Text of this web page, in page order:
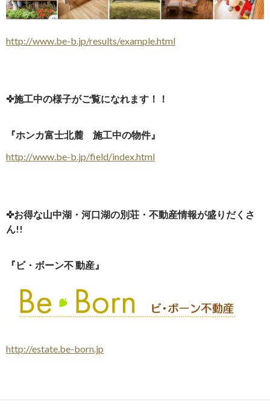
http://www.be-b.jp/results/example.html
✜施工中の様子がご覧になれます！！
『ホンカ富士北麓 施工中の物件』
http://www.be-b.jp/field/index.html
✜お得な山中湖・河口湖の別荘・不動産情報が盛りだくさ
ん!!
『ビ・ボーン不 動産』
http://estate.be-born.jp